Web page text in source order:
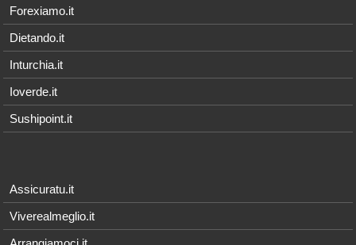
Forexiamo.it
Dietando.it
Inturchia.it
Ioverde.it
Sushipoint.it
Assicuratu.it
Viverealmeglio.it